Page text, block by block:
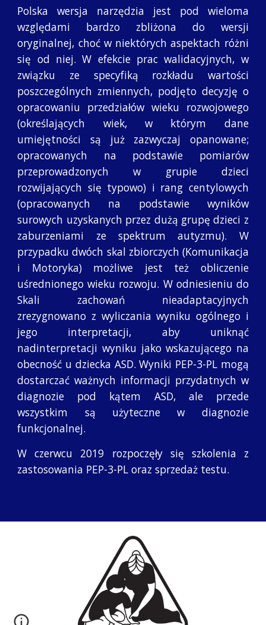
Polska wersja narzędzia jest pod wieloma
względami bardzo zbliżona do wersji
oryginalnej, choć w niektórych aspektach różni
się od niej. W efekcie prac walidacyjnych, w
związku ze specyfiką rozkładu wartości
poszczególnych zmiennych, podjęto decyzję o
opracowaniu przedziałów wieku rozwojowego
(określających wiek, w którym dane
umiejętności są już zazwyczaj opanowane;
opracowanych na podstawie pomiarów
przeprowadzonych w grupie dzieci
rozwijających się typowo) i rang centylowych
(opracowanych na podstawie wyników
surowych uzyskanych przez dużą grupę dzieci z
zaburzeniami ze spektrum autyzmu). W
przypadku dwóch skal zbiorczych (Komunikacja
i Motoryka) możliwe jest też obliczenie
uśrednionego wieku rozwoju. W odniesieniu do
Skali zachowań nieadaptacyjnych
zrezygnowano z wyliczania wyniku ogólnego i
jego interpretacji, aby uniknąć
nadinterpretacji wyniku jako wskazującego na
obecność u dziecka ASD. Wyniki PEP-3-PL mogą
dostarczać ważnych informacji przydatnych w
diagnozie pod kątem ASD, ale przede
wszystkim są użyteczne w diagnozie
funkcjonalnej.
W czerwcu 2019 rozpoczęły się szkolenia z
zastosowania PEP-3-PL oraz sprzedaż testu.